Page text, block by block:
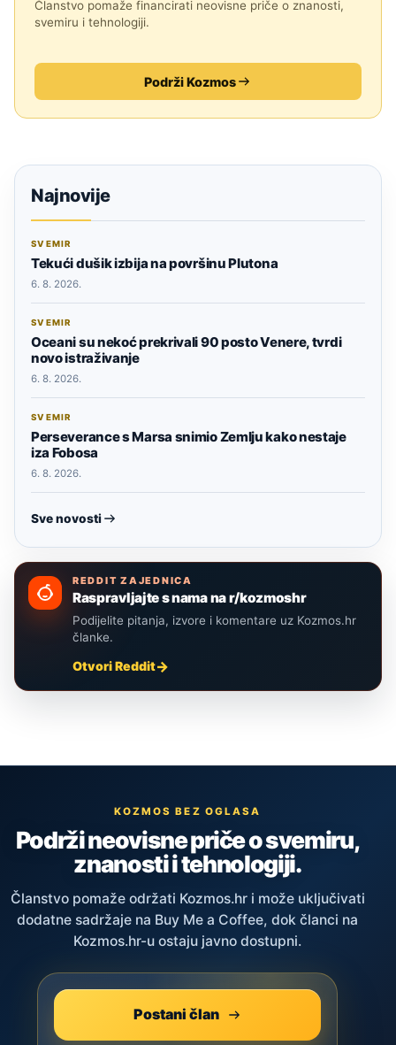
Članstvo pomaže financirati neovisne priče o znanosti,
svemiru i tehnologiji.
Podrži Kozmos
Najnovije
SVEMIR
Tekući dušik izbija na površinu Plutona
6. 8. 2026.
SVEMIR
Oceani su nekoć prekrivali 90 posto Venere, tvrdi
novo istraživanje
6. 8. 2026.
SVEMIR
Perseverance s Marsa snimio Zemlju kako nestaje
iza Fobosa
6. 8. 2026.
Sve novosti
REDDIT ZAJEDNICA
Raspravljajte s nama na r/kozmoshr
Podijelite pitanja, izvore i komentare uz Kozmos.hr
članke.
Otvori Reddit
KOZMOS BEZ OGLASA
Podrži neovisne priče o svemiru,
znanosti i tehnologiji.
Članstvo pomaže održati Kozmos.hr i može uključivati
dodatne sadržaje na Buy Me a Coffee, dok članci na
Kozmos.hr-u ostaju javno dostupni.
Postani član